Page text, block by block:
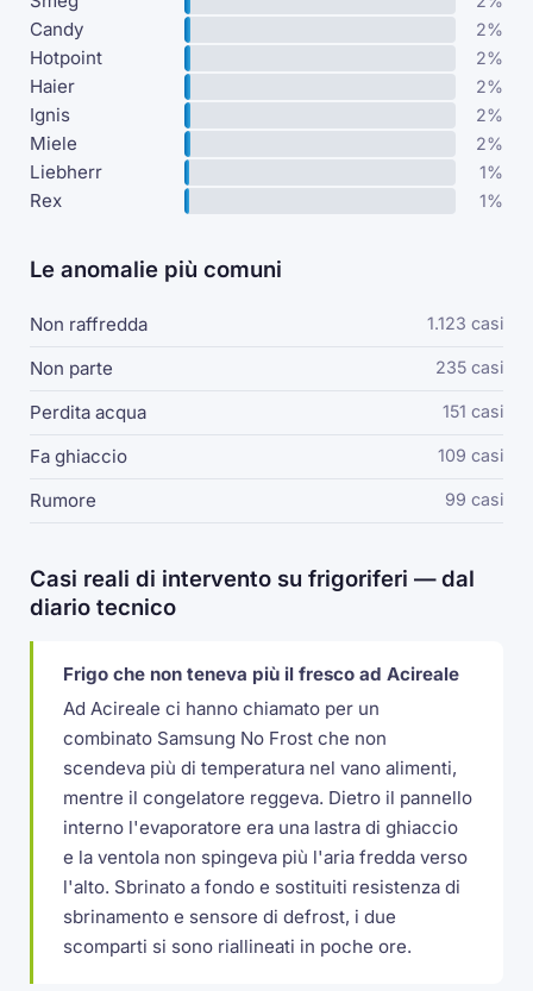
Candy 2%
Hotpoint 2%
Haier 2%
Ignis 2%
Miele 2%
Liebherr 1%
Rex 1%
Le anomalie più comuni
Non raffredda 1.123 casi
Non parte 235 casi
Perdita acqua 151 casi
Fa ghiaccio 109 casi
Rumore 99 casi
Casi reali di intervento su frigoriferi — dal
diario tecnico
Frigo che non teneva più il fresco ad Acireale
Ad Acireale ci hanno chiamato per un
combinato Samsung No Frost che non
scendeva più di temperatura nel vano alimenti,
mentre il congelatore reggeva. Dietro il pannello
interno l'evaporatore era una lastra di ghiaccio
e la ventola non spingeva più l'aria fredda verso
l'alto. Sbrinato a fondo e sostituiti resistenza di
sbrinamento e sensore di defrost, i due
scomparti si sono riallineati in poche ore.